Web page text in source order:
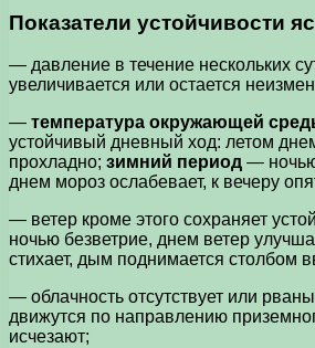
Показатели устойчивости
— давление в течение нескольких
увеличивается или остается
— температура окружающей
устойчивый дневный ход: летом
прохладно; зимний период —
днем мороз ослабевает, к вечеру
— ветер кроме этого сохраняет
ночью безветрие, днем ветер
стихает, дым поднимается столбом
— облачность отсутствует или
движутся по направлению
исчезают;